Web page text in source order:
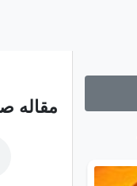
مقاله